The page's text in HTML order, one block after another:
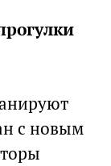
с новым